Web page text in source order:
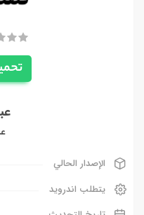
الإصدار الحالي
يتطلب اندرويد